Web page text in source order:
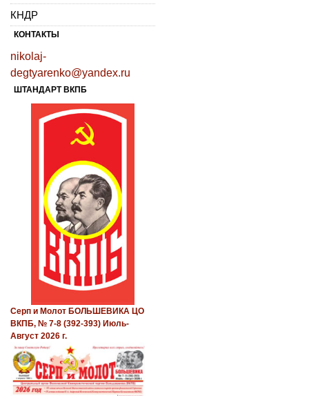
КНДР
КОНТАКТЫ
nikolaj-
degtyarenko@yandex.ru
ШТАНДАРТ ВКПБ
Серп и Молот БОЛЬШЕВИКА ЦО
ВКПБ, № 7-8 (392-393) Июль-
Август 2026 г.